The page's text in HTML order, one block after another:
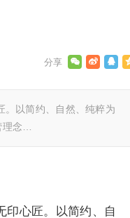
。以简约、自然、纯粹为
念…
印心匠。以简约、自